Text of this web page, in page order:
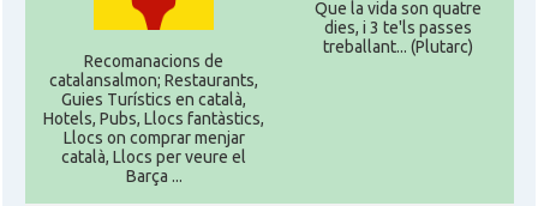
Recomanacions de
catalansalmon; Restaurants,
Guies Turístics en català,
Hotels, Pubs, Llocs fantàstics,
Llocs on comprar menjar
català, Llocs per veure el
Barça ...
Que la vida son quatre
dies, i 3 te'ls passes
treballant... (Plutarc)